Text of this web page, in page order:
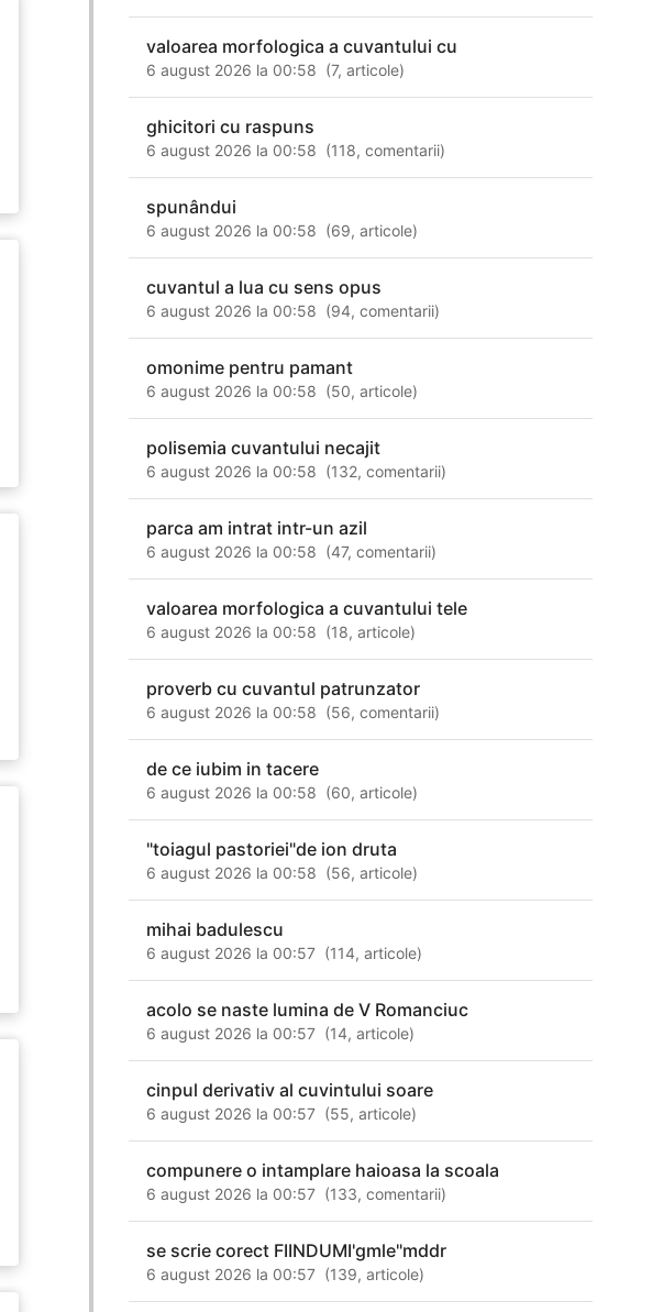
valoarea morfologica a cuvantului cu
6 august 2026 la 00:58 (7,articole)
ghicitori cu raspuns
6 august 2026 la 00:58 (118,comentarii)
spunândui
6 august 2026 la 00:58 (69,articole)
cuvantul a lua cu sens opus
6 august 2026 la 00:58 (94,comentarii)
omonime pentru pamant
6 august 2026 la 00:58 (50,articole)
polisemia cuvantului necajit
6 august 2026 la 00:58 (132,comentarii)
parca am intrat intr-un azil
6 august 2026 la 00:58 (47,comentarii)
valoarea morfologica a cuvantului tele
6 august 2026 la 00:58 (18,articole)
proverb cu cuvantul patrunzator
6 august 2026 la 00:58 (56,comentarii)
de ce iubim in tacere
6 august 2026 la 00:58 (60,articole)
"toiagul pastoriei"de ion druta
6 august 2026 la 00:58 (56,articole)
mihai badulescu
6 august 2026 la 00:57 (114,articole)
acolo se naste lumina de V Romanciuc
6 august 2026 la 00:57 (14,articole)
cinpul derivativ al cuvintului soare
6 august 2026 la 00:57 (55,articole)
compunere o intamplare haioasa la scoala
6 august 2026 la 00:57 (133,comentarii)
se scrie corect FIINDUMI'gmle"mddr
6 august 2026 la 00:57 (139,articole)